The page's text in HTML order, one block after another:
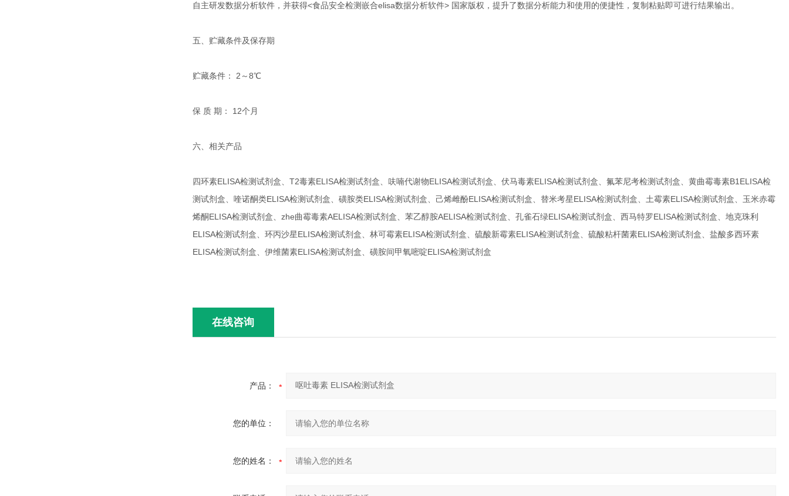
自主研发数据分析软件，并获得<食品安全检测嵌合elisa数据分析软件> 国家版权，提升了数据分析能力和使用的便捷性，复制粘贴即可进行结果输出。
五、贮藏条件及保存期
贮藏条件： 2～8℃
保 质 期： 12个月
六、相关产品
四环素ELISA检测试剂盒、T2毒素ELISA检测试剂盒、呋喃代谢物ELISA检测试剂盒、伏马毒素ELISA检测试剂盒、氟苯尼考检测试剂盒、黄曲霉毒素B1ELISA检
测试剂盒、喹诺酮类ELISA检测试剂盒、磺胺类ELISA检测试剂盒、己烯雌酚ELISA检测试剂盒、替米考星ELISA检测试剂盒、土霉素ELISA检测试剂盒、玉米赤霉
烯酮ELISA检测试剂盒、zhe曲霉毒素AELISA检测试剂盒、苯乙醇胺AELISA检测试剂盒、孔雀石绿ELISA检测试剂盒、西马特罗ELISA检测试剂盒、地克珠利
ELISA检测试剂盒、环丙沙星ELISA检测试剂盒、林可霉素ELISA检测试剂盒、硫酸新霉素ELISA检测试剂盒、硫酸粘杆菌素ELISA检测试剂盒、盐酸多西环素
ELISA检测试剂盒、伊维菌素ELISA检测试剂盒、磺胺间甲氧嘧啶ELISA检测试剂盒
在线咨询
产品：
您的单位：
您的姓名：